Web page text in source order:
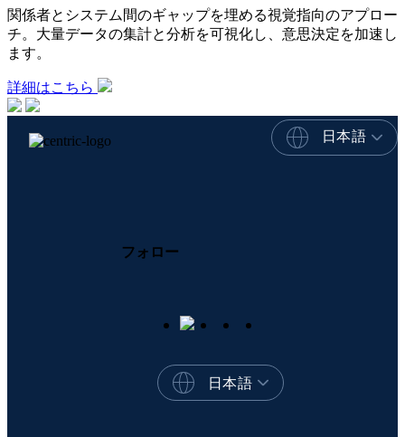
関係者とシステム間のギャップを埋める視覚指向のアプロー
チ。大量データの集計と分析を可視化し、意思決定を加速し
ます。
詳細はこちら
日本語
フォロー
日本語